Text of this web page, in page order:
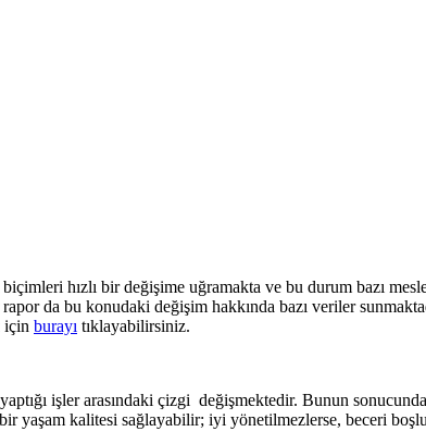
hızlı bir değişime uğramakta ve bu durum bazı
da bu konudaki değişim hakkında bazı veriler
için burayı tıklayabilirsiniz.
işler arasındaki çizgi değişmektedir. Bunun
yaşam kalitesi sağlayabilir; iyi yönetilmezlerse, beceri